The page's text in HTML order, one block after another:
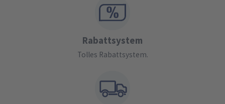
Rabattsystem
Tolles Rabattsystem.